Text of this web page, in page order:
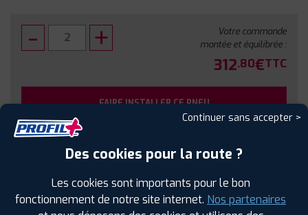
Votre commande
montée et équilibrée :
312.80€TTC
FAIRE INSTALLER CE PNEU
Sous réserve de disponibilité en agence
Continuer sans accepter >
Des cookies pour la route ?
Les cookies sont importants pour le bon
fonctionnement de notre site internet. Nos partenaires